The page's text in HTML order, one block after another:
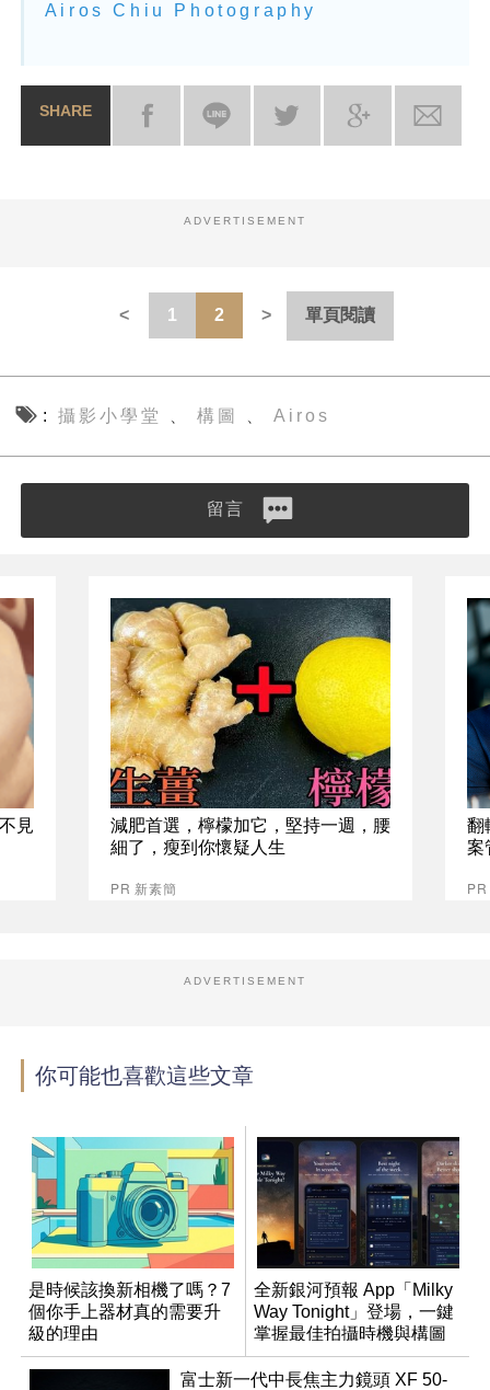
Airos Chiu Photography
SHARE
ADVERTISEMENT
1 2 單頁閱讀
攝影小學堂 構圖 Airos
留言
見
減肥首選，檸檬加它，堅持一週，腰
細了，瘦到你懷疑人生
PR 新素簡
翻
案
ADVERTISEMENT
你可能也喜歡這些文章
是時候該換新相機了嗎？7
個你手上器材真的需要升
級的理由
全新銀河預報 App「Milky
Way Tonight」登場，一鍵
掌握最佳拍攝時機與構圖
富士新一代中長焦主力鏡頭 XF 50-